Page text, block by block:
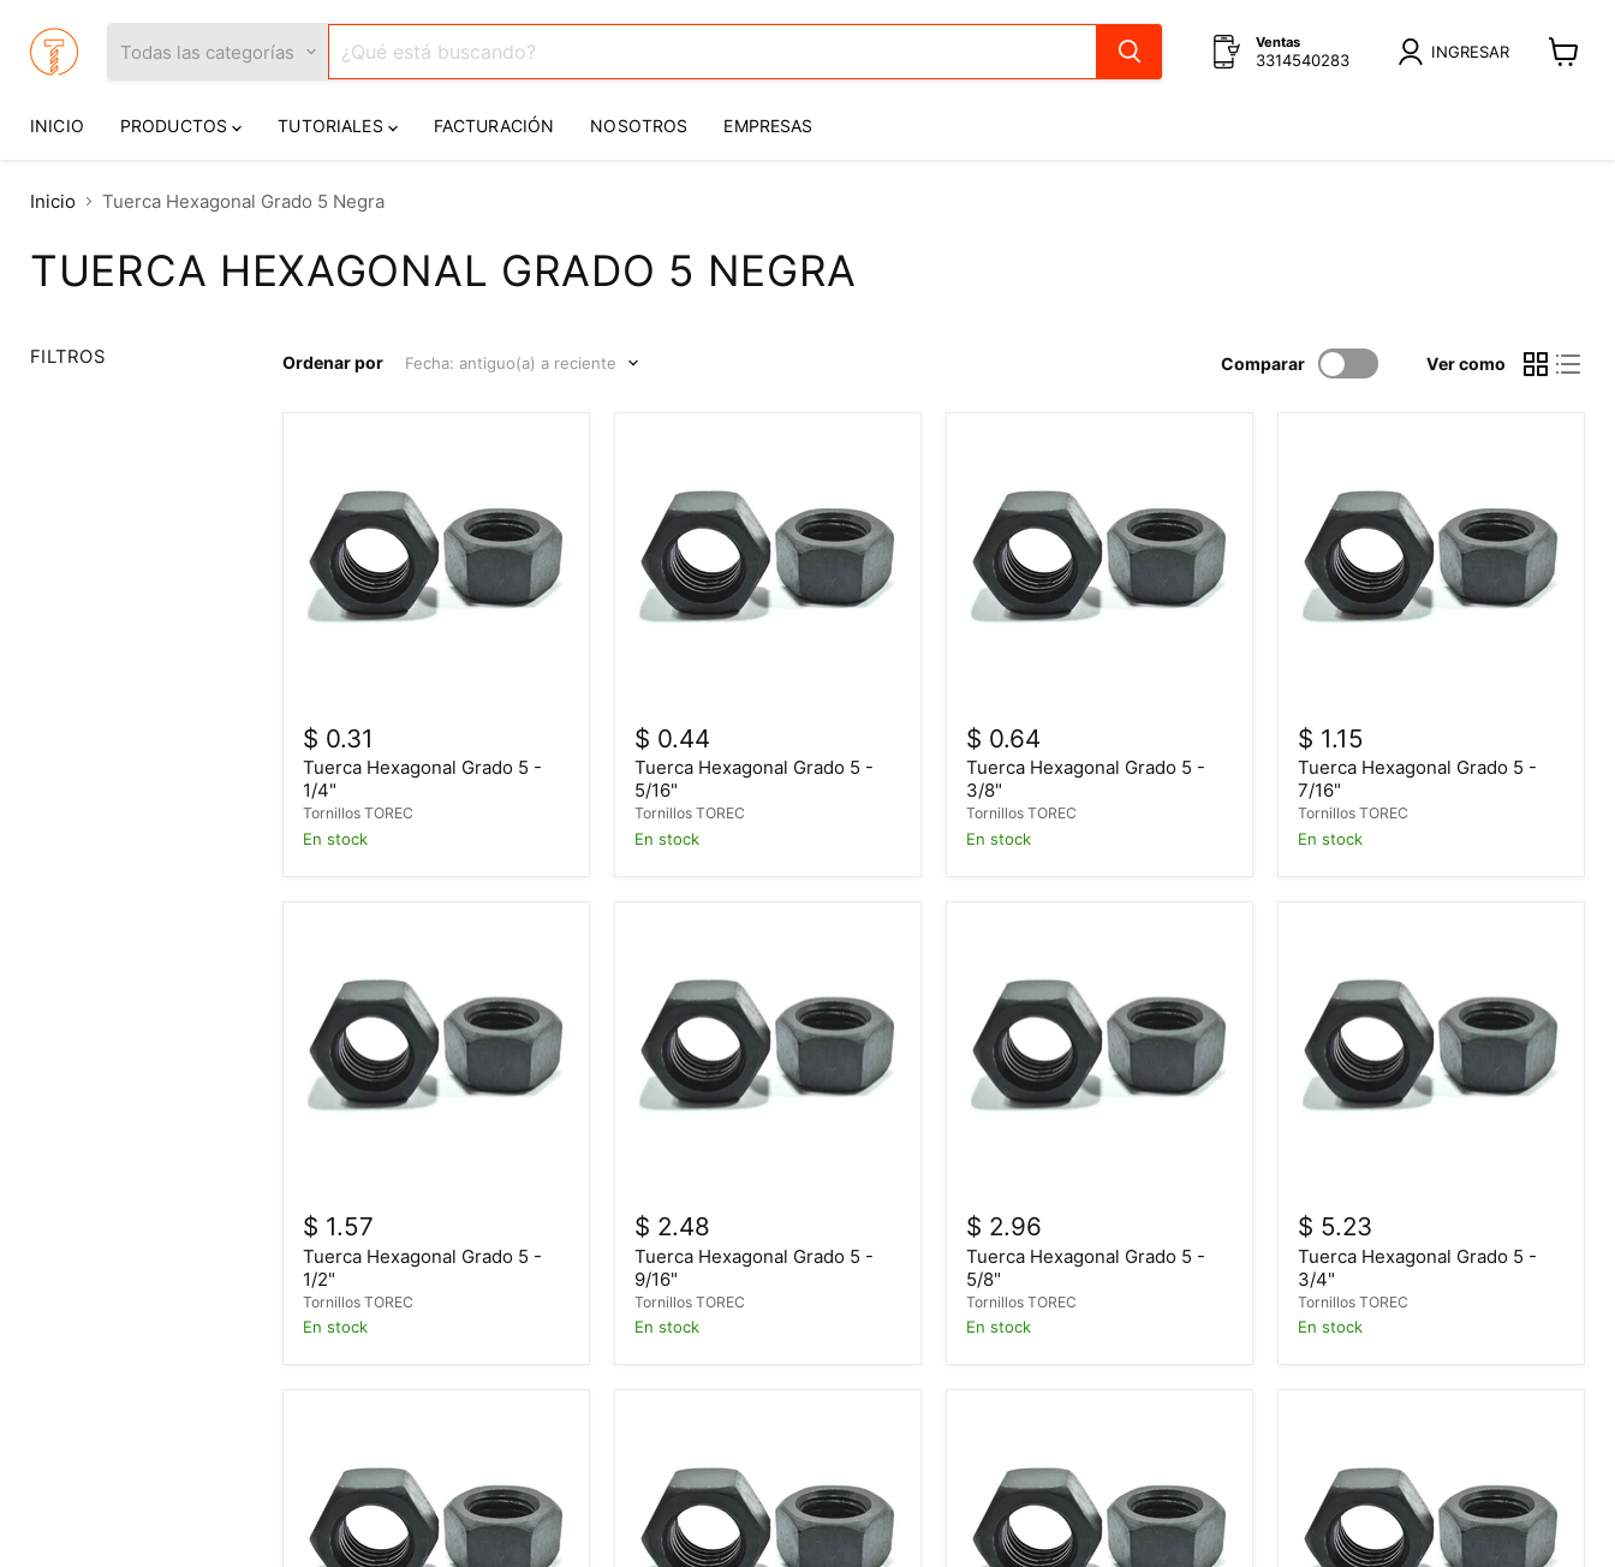
Todas las categorías Ventas
3314540283 INGRESAR
INICIO PRODUCTOS TUTORIALES FACTURACIÓN NOSOTROS EMPRESAS
Inicio Tuerca Hexagonal Grado 5 Negra
TUERCA HEXAGONAL GRADO 5 NEGRA
FILTROS Ordenar por Comparar Ver como
$ 0.31
Tuerca Hexagonal Grado 5 -
1/4"
Tornillos TOREC
En stock
$ 0.44
Tuerca Hexagonal Grado 5 -
5/16"
Tornillos TOREC
En stock
$ 0.64
Tuerca Hexagonal Grado 5 -
3/8"
Tornillos TOREC
En stock
$ 1.15
Tuerca Hexagonal Grado 5 -
7/16"
Tornillos TOREC
En stock
$ 1.57
Tuerca Hexagonal Grado 5 -
1/2"
Tornillos TOREC
En stock
$ 2.48
Tuerca Hexagonal Grado 5 -
9/16"
Tornillos TOREC
En stock
$ 2.96
Tuerca Hexagonal Grado 5 -
5/8"
Tornillos TOREC
En stock
$ 5.23
Tuerca Hexagonal Grado 5 -
3/4"
Tornillos TOREC
En stock